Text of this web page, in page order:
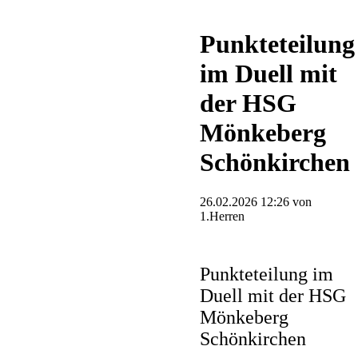
Punkteteilung
im Duell mit
der HSG
Mönkeberg
Schönkirchen
26.02.2026 12:26 von
1.Herren
Punkteteilung im
Duell mit der HSG
Mönkeberg
Schönkirchen